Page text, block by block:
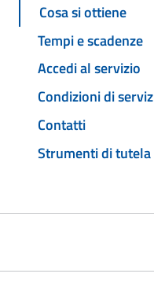
Cosa si ottiene
Tempi e scadenze
Accedi al servizio
Condizioni di
Contatti
Strumenti di tutela